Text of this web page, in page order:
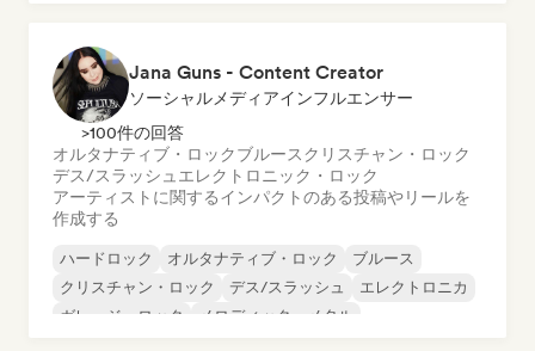
Jana Guns - Content Creator
ソーシャルメディアインフルエンサー
>100件の回答
オルタナティブ・ロックブルースクリスチャン・ロック
デス/スラッシュ エレクトロニック・ロック
アーティストに関するインパクトのある投稿やリールを
作成する
ハードロック オルタナティブ・ロック
ブルース
クリスチャン・ロック
デス/スラッシュ
エレクトロニカ
ガレージ・ロック
メロディック・メタル